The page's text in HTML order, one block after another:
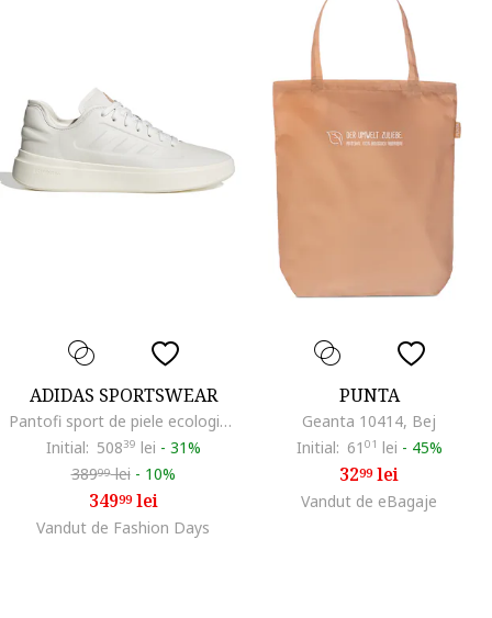
ADIDAS SPORTSWEAR
Pantofi sport de piele ecologica Zntasy, Alb
Initial: 50839 lei - 31%
38999lei - 10%
34999lei
Vandut de Fashion Days
PUNTA
Geanta 10414, Bej
Initial: 61 01 lei - 45%
3299lei
Vandut de eBagaje